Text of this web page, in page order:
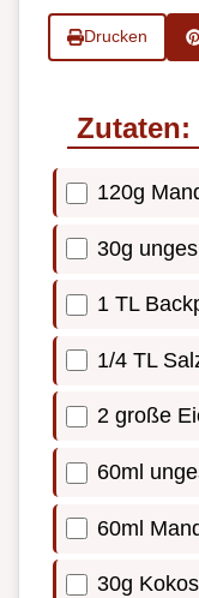
Drucken
Zutaten:
120g
30g
1 TL
1/4 TL
2 große
60ml
60ml
30g